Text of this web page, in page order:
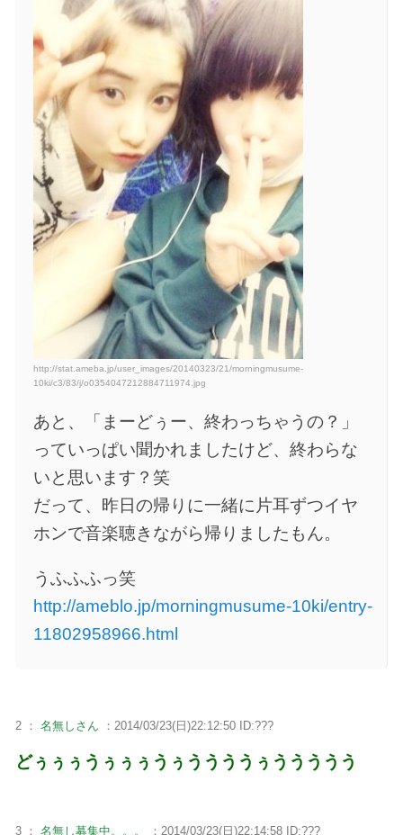
http://stat.ameba.jp/user_images/20140323/21/morningmusume-
10ki/c3/83/j/o0354047212884711974.jpg
あと、「まーどぅー、終わっちゃうの？」
っていっぱい聞かれましたけど、終わらな
いと思います？笑
だって、昨日の帰りに一緒に片耳ずつイヤ
ホンで音楽聴きながら帰りましたもん。
うふふふっ笑
http://ameblo.jp/morningmusume-10ki/entry-
11802958966.html
2 ： 名無しさん ：2014/03/23(日)22:12:50 ID:???
どぅぅぅうぅぅぅうぅううううぅううううう
3 ： 名無し募集中。。。 ：2014/03/23(日)22:14:58 ID:???